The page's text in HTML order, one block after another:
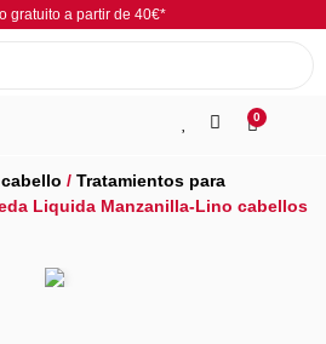
gratuito a partir de 40€*
0
/ Tratamientos para
Liquida Manzanilla-Lino cabellos